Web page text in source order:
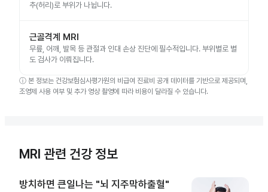
추(허리)로 부위가 나뉩니다.
근골격계 MRI
무릎, 어깨, 발목 등 관절과 인대 손상 진단에 필수적입니다. 부위별로 별
도 검사가 이뤄집니다.
ⓘ 본 정보는 건강보험심사평가원의 비급여 진료비 공개 데이터를 기반으로 제공되며,
조영제 사용 여부 및 추가 영상 촬영에 따라 비용이 달라질 수 있습니다.
MRI 관련 건강 정보
방치하면 큰일나는 "뇌 지주막하출혈"